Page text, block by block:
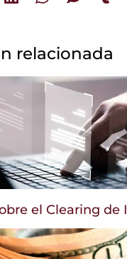
relacionada
el Clearing de